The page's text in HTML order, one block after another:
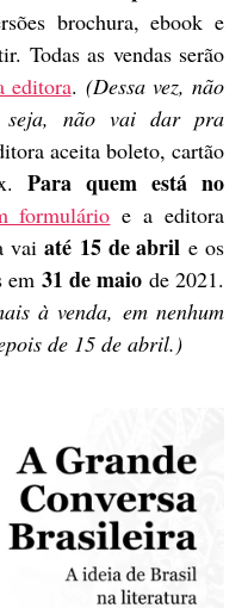
brochura, ebook e
Todas as vendas serão
editora. (Dessa vez, não
seja, não vai dar pra
aceita boleto, cartão
Para quem está no
formulário e a editora
vai até 15 de abril e os
em 31 de maio de 2021.
à venda, em nenhum
de 15 de abril.)